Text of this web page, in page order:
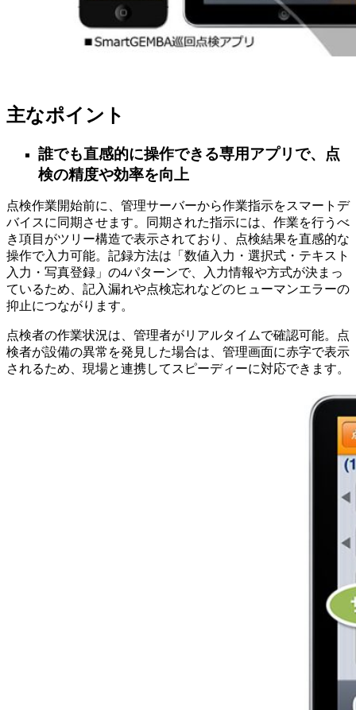
主なポイント
誰でも直感的に操作できる専用アプリで、点
検の精度や効率を向上
点検作業開始前に、管理サーバーから作業指示をスマートデ
バイスに同期させます。同期された指示には、作業を行うべ
き項目がツリー構造で表示されており、点検結果を直感的な
操作で入力可能。記録方法は「数値入力・選択式・テキスト
入力・写真登録」の4パターンで、入力情報や方式が決まっ
ているため、記入漏れや点検忘れなどのヒューマンエラーの
抑止につながります。
点検者の作業状況は、管理者がリアルタイムで確認可能。点
検者が設備の異常を発見した場合は、管理画面に赤字で表示
されるため、現場と連携してスピーディーに対応できます。